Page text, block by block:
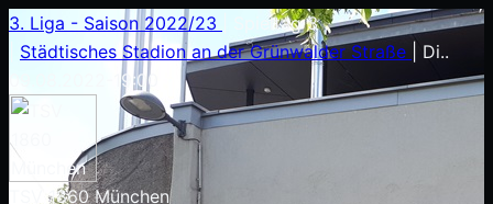
3. Liga - Saison 2022/23
Spieltag 3
Städtisches Stadion an der Grünwalder Straße
Di..
19:00
TSV 1860 München